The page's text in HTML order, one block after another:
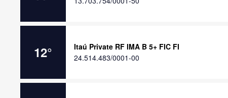
12°
Itaú Private RF IMA B 5+ FIC FI
24.514.483/0001-00